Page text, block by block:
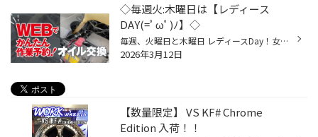
◇毎週火:木曜日は【レディース
DAY(=ﾟωﾟ)ﾉ】◇
毎週、火曜日と木曜日 レディースDay！女性の方 オイル交換がお得になっております☆ 男性の方は、女性とご一緒にご来店していただければ、 レディース価格になる、とってもお得な曜日となっております☆☆♪ お車の点検も無料点検出来ますので、ご都合がつく方は、 火曜日、木曜日‼︎是非 ご来店下さい。
2026年3月12日
【数量限定】 VS KF# Chrome
Edition 入荷！！